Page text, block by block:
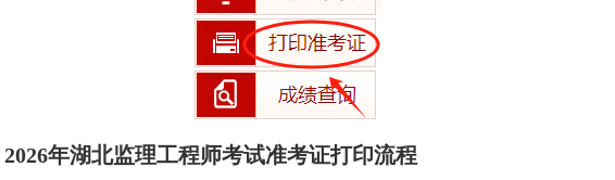
2026年湖北监理工程师考试准考证打印流程